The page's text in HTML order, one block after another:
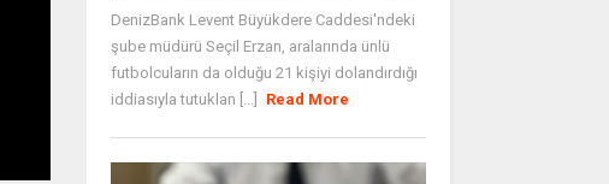
DenizBank Levent Büyükdere Caddesi'ndeki
şube müdürü Seçil Erzan, aralarında ünlü
futbolcuların da olduğu 21 kişiyi dolandırdığı
iddiasıyla tutuklan [...]
Read More